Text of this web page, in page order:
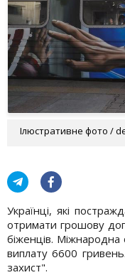
Ілюстративне фото /
Українці, які
отримати грошову
біженців. Міжнародна
виплату 6600
захист".